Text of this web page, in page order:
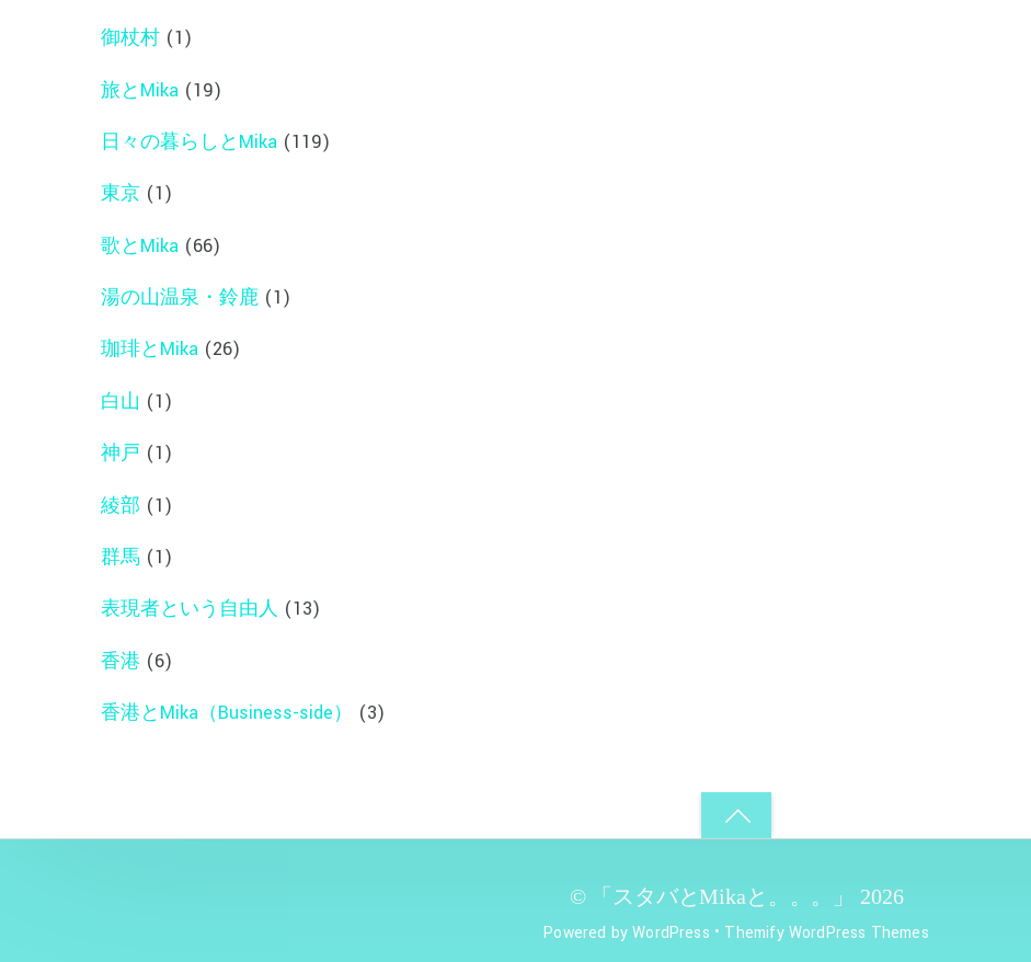
御杖村 (1)
旅とMika (19)
日々の暮らしとMika (119)
東京 (1)
歌とMika (66)
湯の山温泉・鈴鹿 (1)
珈琲とMika (26)
白山 (1)
神戸 (1)
綾部 (1)
群馬 (1)
表現者という自由人 (13)
香港 (6)
香港とMika（Business-side） (3)
© 「スタバとMikaと。。。」 2026
Powered byWordPress • Themify WordPress Themes